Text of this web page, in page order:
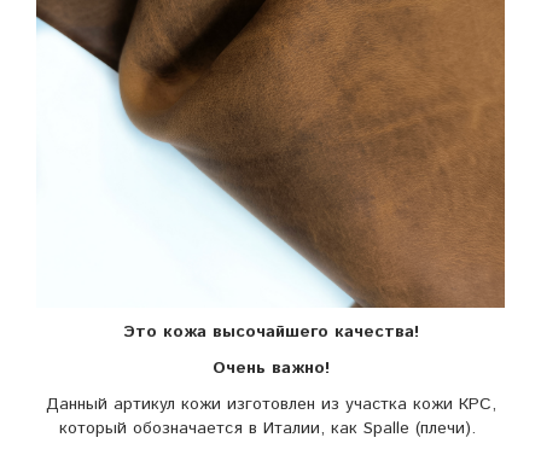
Это кожа высочайшего качества!
Очень важно!
Данный артикул кожи изготовлен из участка кожи КРС,
который обозначается в Италии, как Spalle (плечи).